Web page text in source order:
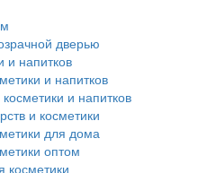
дверью
и напитков
и напитков
и напитков
и косметики
для дома
оптом
косметики